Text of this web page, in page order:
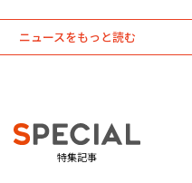
ニュースをもっと読む
特集記事